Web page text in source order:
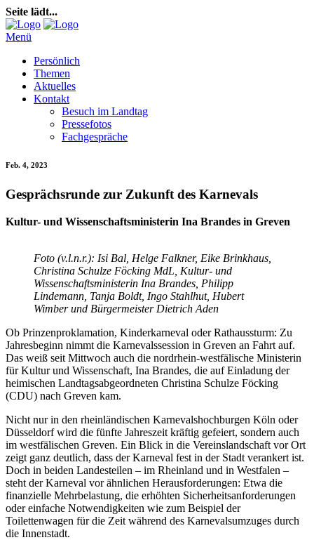
Seite lädt...
Menü
Persönlich
Themen
Aktuelles
Kontakt
Besuch im Landtag
Pressefotos
Fachgespräche
Feb. 4, 2023
Gesprächsrunde zur Zukunft des Karnevals
Kultur- und Wissenschaftsministerin Ina Brandes in Greven
Foto (v.l.n.r.): Isi Bal, Helge Falkner, Eike Brinkhaus,
Christina Schulze Föcking MdL, Kultur- und
Wissenschaftsministerin Ina Brandes, Philipp
Lindemann, Tanja Boldt, Ingo Stahlhut, Hubert
Wimber und Bürgermeister Dietrich Aden
Ob Prinzenproklamation, Kinderkarneval oder Rathaussturm: Zu
Jahresbeginn nimmt die Karnevalssession in Greven an Fahrt auf.
Das weiß seit Mittwoch auch die nordrhein-westfälische Ministerin
für Kultur und Wissenschaft, Ina Brandes, die auf Einladung der
heimischen Landtagsabgeordneten Christina Schulze Föcking
(CDU) nach Greven kam.
Nicht nur in den rheinländischen Karnevalshochburgen Köln oder
Düsseldorf wird die fünfte Jahreszeit kräftig gefeiert, sondern auch
im westfälischen Greven. Ein Blick in die Vereinslandschaft vor Ort
zeigt ganz deutlich, dass der Karneval fest in der Stadt verankert ist.
Doch in beiden Landesteilen – im Rheinland und in Westfalen –
steht der Karneval vor ähnlichen Herausforderungen: Etwa die
finanzielle Mehrbelastung, die erhöhten Sicherheitsanforderungen
oder einfache Notwendigkeiten wie zum Beispiel der
Toilettenwagen für die Zeit während des Karnevalsumzuges durch
die Innenstadt.